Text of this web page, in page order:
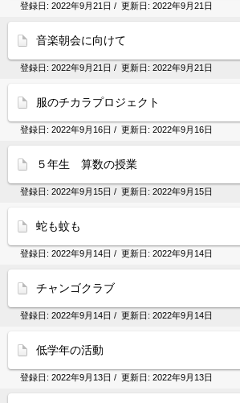
登録日: 2022年9月21日 / 更新日: 2022年9月21日
音楽朝会に向けて
登録日: 2022年9月21日 / 更新日: 2022年9月21日
服のチカラプロジェクト
登録日: 2022年9月16日 / 更新日: 2022年9月16日
５年生 算数の授業
登録日: 2022年9月15日 / 更新日: 2022年9月15日
蛇も蚊も
登録日: 2022年9月14日 / 更新日: 2022年9月14日
チャンゴクラブ
登録日: 2022年9月14日 / 更新日: 2022年9月14日
低学年の活動
登録日: 2022年9月13日 / 更新日: 2022年9月13日